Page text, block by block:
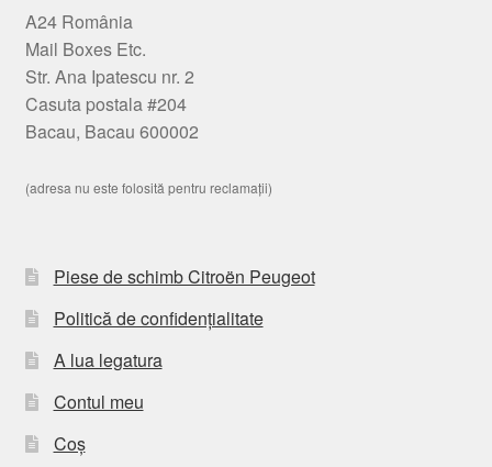
A24 România
Mail Boxes Etc.
Str. Ana Ipatescu nr. 2
Casuta postala #204
Bacau, Bacau 600002
(adresa nu este folosită pentru reclamații)
Piese de schimb Citroën Peugeot
Politică de confidențialitate
A lua legatura
Contul meu
Coș